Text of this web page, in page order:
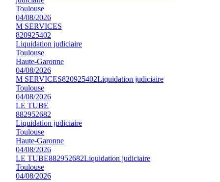
Toulouse
04/08/2026
M SERVICES
820925402
Liquidation judiciaire
Toulouse
Haute-Garonne
04/08/2026
M SERVICES820925402Liquidation judiciaire
Toulouse
04/08/2026
LE TUBE
882952682
Liquidation judiciaire
Toulouse
Haute-Garonne
04/08/2026
LE TUBE882952682Liquidation judiciaire
Toulouse
04/08/2026